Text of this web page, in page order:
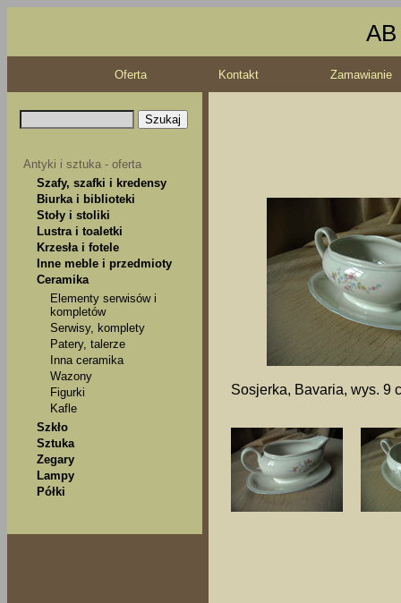
Oferta Kontakt Zamawianie
Antyki i sztuka - oferta
Szafy, szafki i kredensy
Biurka i biblioteki
Stoły i stoliki
Lustra i toaletki
Krzesła i fotele
Inne meble i przedmioty
Ceramika
Elementy serwisów i
kompletów
Serwisy, komplety
Patery, talerze
Inna ceramika
Wazony
Figurki
Kafle
Szkło
Sztuka
Zegary
Lampy
Półki
Sosjerka, Bavaria, wys. 9